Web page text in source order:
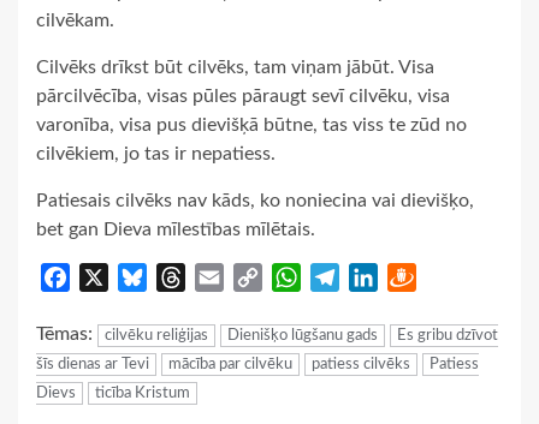
cilvēkam.
Cilvēks drīkst būt cilvēks, tam viņam jābūt. Visa
pārcilvēcība, visas pūles pāraugt sevī cilvēku, visa
varonība, visa pus dievišķā būtne, tas viss te zūd no
cilvēkiem, jo tas ir nepatiess.
Patiesais cilvēks nav kāds, ko noniecina vai dievišķo,
bet gan Dieva mīlestības mīlētais.
Facebook BlueskyThreads
Email
Copy
WhatsApp
TelegramLinkedIn
Tēmas: cilvēku reliģijas Dienišķo lūgšanu gads
Es gribu dzīvot
šīs dienas ar Tevi
mācība par cilvēku patiess cilvēks
Patiess
Dievs
ticība Kristum